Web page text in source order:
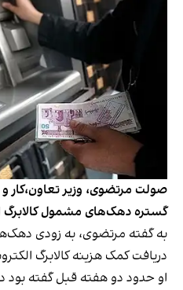
صولت مرتضوی، وزیر تعاون،کار و
گستره دهک‌های مشمول کالابرگ
به گفته مرتضوی، به زودی
دریافت کمک هزینه کالابرگ